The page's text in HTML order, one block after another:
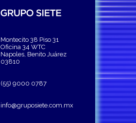
Montecito 38 Piso 31
Oficina 34 WTC
Napoles, Benito Juárez
03810
(55) 9000 0787
info@gruposiete.com.mx